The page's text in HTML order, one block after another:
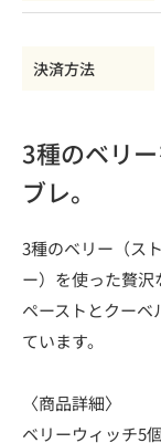
決済方法
3種のベリ
ブレ。
3種のベリー（ス
ー）を使った贅
ペーストとクー
ています。
〈商品詳細〉
ベリーウィッチ5